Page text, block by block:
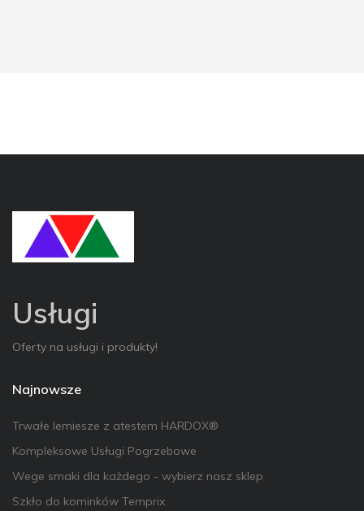
Usługi
Oferty na usługi i produkty!
Najnowsze
Trwałe lemiesze z atestem HARDOX®
Kompleksowe Usługi Pogrzebowe
Wege smaki dla każdego - wybierz nasz sklep
Szkło do kominków Temprix